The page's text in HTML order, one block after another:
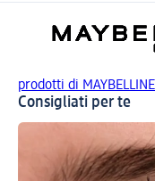
prodotti di
Consigliati per te